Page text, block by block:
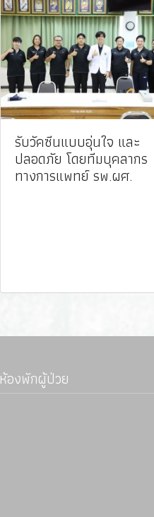
รับวัคซีนแบบอุ่นใจ และ
ปลอดภัย โดยทีมบุคลากร
ทางการแพทย์ รพ.ผศ. ️
ห้องพักผู้ป่วย